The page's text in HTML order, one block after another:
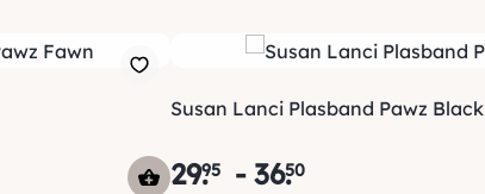
Susan Lanci Plasband Pawz Black
29.95 - 36.50